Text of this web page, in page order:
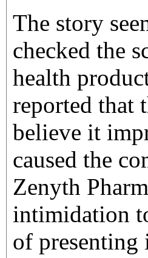
The story
checked the
health
reported that
believe it
caused the
Zenyth
intimidation
of presenting